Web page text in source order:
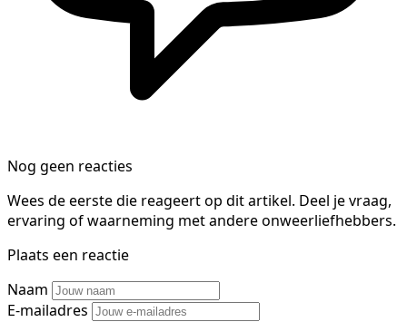
Nog geen reacties
Wees de eerste die reageert op dit artikel. Deel je vraag,
ervaring of waarneming met andere onweerliefhebbers.
Plaats een reactie
Naam
E-mailadres